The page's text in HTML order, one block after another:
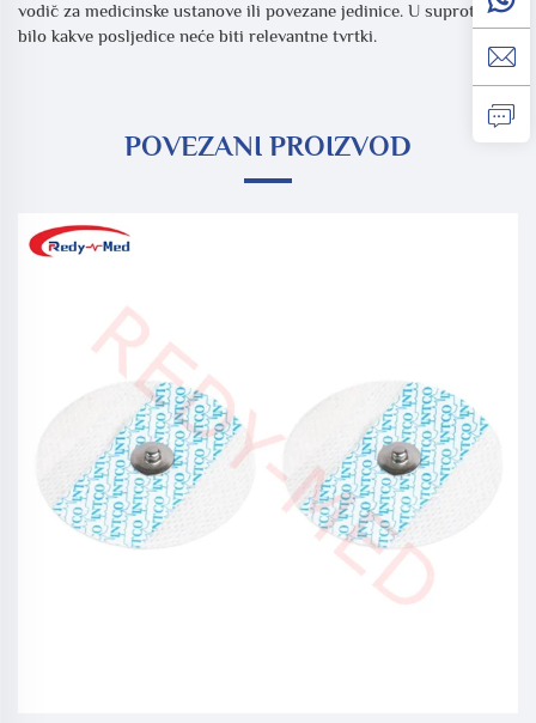
vodič za medicinske ustanove ili povezane jedinice. U suprotnom,
bilo kakve posljedice neće biti relevantne tvrtki.
POVEZANI PROIZVOD